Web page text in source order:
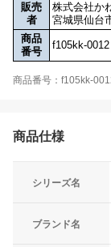
販売
者
株式会社か
宮城県仙台
商品
番号
f105kk-0012
商品番号：f105kk-
商品仕様
シリーズ名
ブランド名